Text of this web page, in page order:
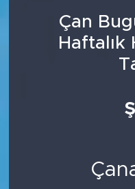
Çan
Haftalık
Haber Arşivi